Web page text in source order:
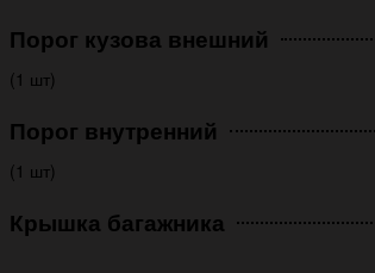
Порог кузова внешний
(1 шт)
Порог внутренний
(1 шт)
Крышка багажника